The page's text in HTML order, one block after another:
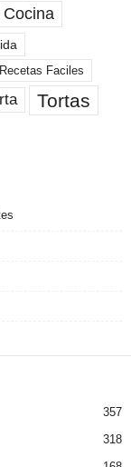
Recetas Faciles
Tortas
357
318